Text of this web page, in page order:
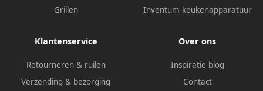
Grillen
Inventum keukenapparatuur
Klantenservice
Retourneren & ruilen
Verzending & bezorging
Over ons
Inspiratie blog
Contact